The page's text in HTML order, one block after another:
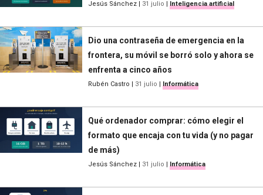
Jesús Sánchez | 31 julio | Inteligencia artificial
Dio una contraseña de emergencia en la
frontera, su móvil se borró solo y ahora se
enfrenta a cinco años
Rubén Castro | 31 julio | Informática
Qué ordenador comprar: cómo elegir el
formato que encaja con tu vida (y no pagar
de más)
Jesús Sánchez | 31 julio | Informática